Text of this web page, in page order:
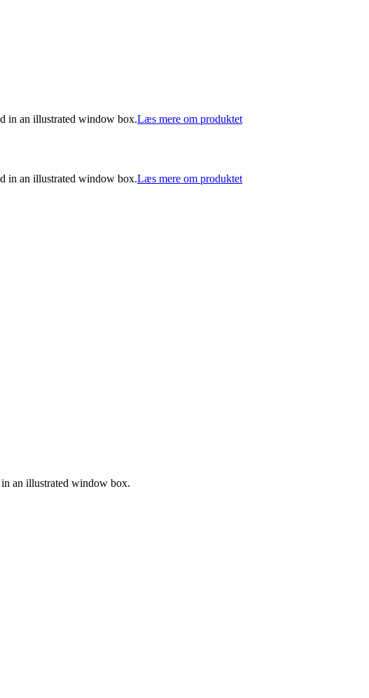
in an illustrated window box.Læs mere om produktet
in an illustrated window box.Læs mere om produktet
an illustrated window box.